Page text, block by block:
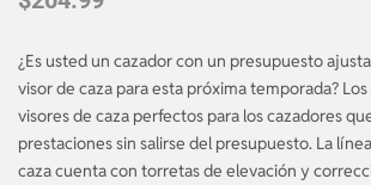
¿Es usted un cazador con un presupuesto
visor de caza para esta próxima temporada?
visores de caza perfectos para los cazadores
prestaciones sin salirse del presupuesto. La
caza cuenta con torretas de elevación y